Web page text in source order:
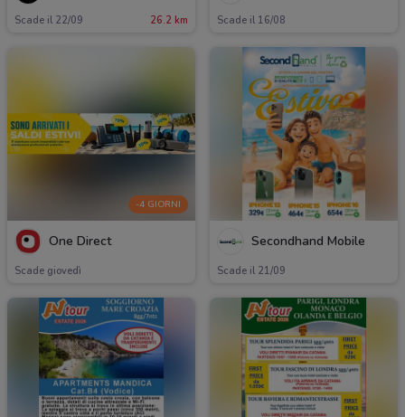
Scade il 22/09 26.2 km Scade il 16/08
-4 GIORNI
One Direct
Scade giovedì
Secondhand Mobile
Scade il 21/09